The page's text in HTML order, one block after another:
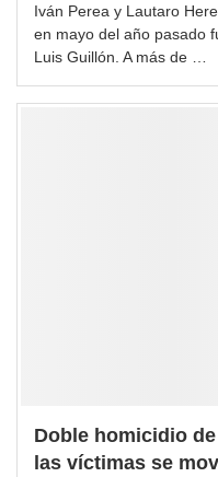
Iván Perea y Lautaro
en mayo del año pasado
Luis Guillón. A más de …
Doble homicidio
las víctimas se